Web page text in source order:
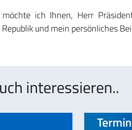
ich Ihnen, Herr
und mein persönliches
interessieren..